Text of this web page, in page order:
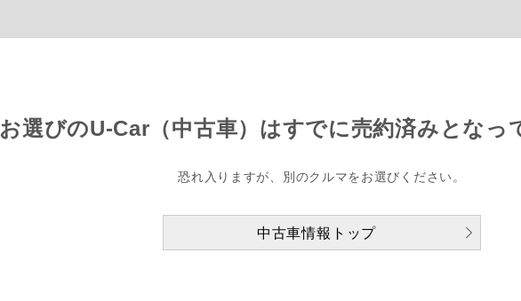
お選びのU-Car（中古車）はすでに売約済みとなっ
恐れ入りますが、別のクルマをお選びください。
中古車情報トップ